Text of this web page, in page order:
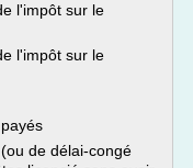
l'impôt sur le
l'impôt sur le
de délai-congé